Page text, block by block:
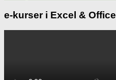
e-kurser i Excel & Office